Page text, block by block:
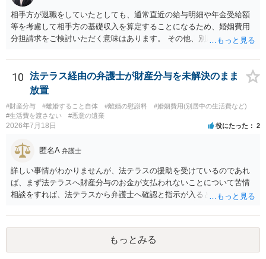
過も含めて，どのように相談者が精神的苦痛を受けたかの際に述べて
いく事情になると思います。 法律問題より，夫婦間の問題（離婚の問
題）の方がウェイトが大きいような問題のような印象を受けました。
だからこそ，夫に対する話ではなく，全て相談者に向いているように
思うのです。
相手方が退職をしていたとしても、通常直近の給与明細や年金受給額
等を考慮して相手方の基礎収入を算定することになるため、婚姻費用
分担請求をご検討いただく意味はあります。 その他、別居の経緯、質
て、ご検討いただくのが良いかと思います。
10
法テラス経由の弁護士が財産分与を未解決のまま
放置
#財産分与 #離婚すること自体 #離婚の慰謝料
#婚姻費用(別居中の生活費など)
#生活費を渡さない
#悪意の遺棄
2026年7月18日 役にたった 2
匿名A 弁護士
詳しい事情がわかりませんが、法テラスの援助を受けているのであれ
ば、まず法テラスへ財産分与のお金が支払われないことについて苦情
相談をすれば、法テラスから弁護士へ確認と指示が入ると思います。
す。
もっとみる